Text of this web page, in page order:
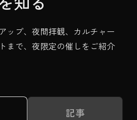
ップ、夜間拝観、カルチャー
まで、夜限定の催しをご紹介
記事